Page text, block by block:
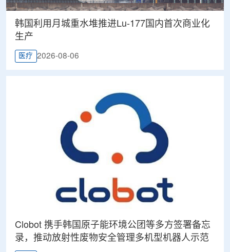
韩国利用月城重水堆推进Lu-177国内首次商业化
生产
医疗 2026-08-06
Clobot 携手韩国原子能环境公团等多方签署备忘
录，推动放射性废物安全管理多机型机器人示范